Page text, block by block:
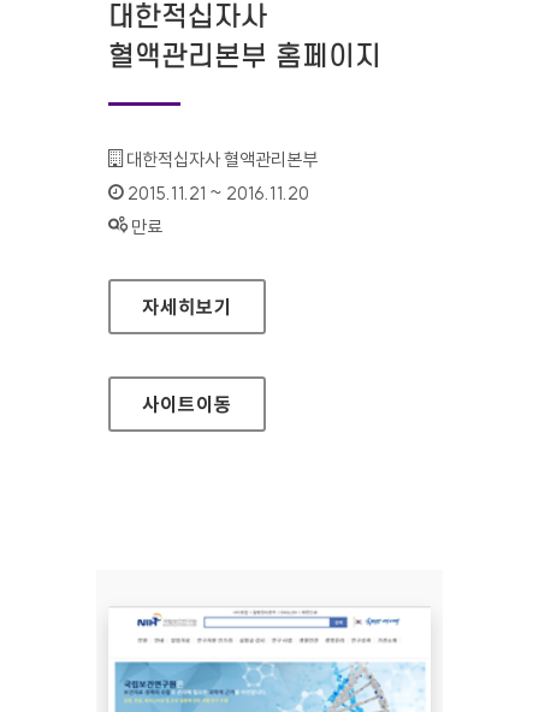
대한적십자사
혈액관리본부 홈페이지
기관명 :
대한적십자사 혈액관리본부
인증기간 :
2015.11.21 ~ 2016.11.20
상태 :
만료
대한적십자사 혈액관리본부 홈페이지
자세히보기
사이트이동